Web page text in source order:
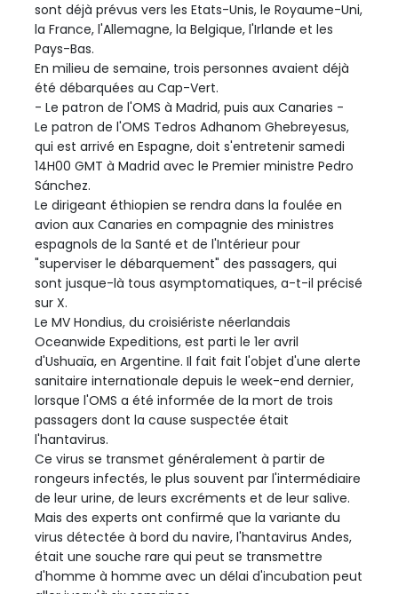
sont déjà prévus vers les Etats-Unis, le Royaume-Uni,
la France, l'Allemagne, la Belgique, l'Irlande et les
Pays-Bas.
En milieu de semaine, trois personnes avaient déjà
été débarquées au Cap-Vert.
- Le patron de l'OMS à Madrid, puis aux Canaries -
Le patron de l'OMS Tedros Adhanom Ghebreyesus,
qui est arrivé en Espagne, doit s'entretenir samedi
14H00 GMT à Madrid avec le Premier ministre Pedro
Sánchez.
Le dirigeant éthiopien se rendra dans la foulée en
avion aux Canaries en compagnie des ministres
espagnols de la Santé et de l'Intérieur pour
"superviser le débarquement" des passagers, qui
sont jusque-là tous asymptomatiques, a-t-il précisé
sur X.
Le MV Hondius, du croisiériste néerlandais
Oceanwide Expeditions, est parti le 1er avril
d'Ushuaïa, en Argentine. Il fait fait l'objet d'une alerte
sanitaire internationale depuis le week-end dernier,
lorsque l'OMS a été informée de la mort de trois
passagers dont la cause suspectée était
l'hantavirus.
Ce virus se transmet généralement à partir de
rongeurs infectés, le plus souvent par l'intermédiaire
de leur urine, de leurs excréments et de leur salive.
Mais des experts ont confirmé que la variante du
virus détectée à bord du navire, l'hantavirus Andes,
était une souche rare qui peut se transmettre
d'homme à homme avec un délai d'incubation peut